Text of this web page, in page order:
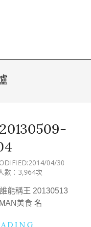
2014/04/30
數：3,964次
能稱王 20130513
美食 名